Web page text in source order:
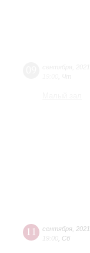
11 сентября 2021
19:00 Сб